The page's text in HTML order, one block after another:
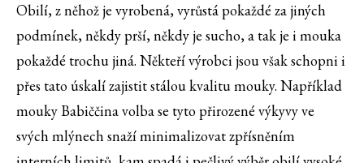
Obilí, z něhož je vyrobená, vyrůstá pokaždé za jiných
podmínek, někdy prší, někdy je sucho, a tak je i mouka
pokaždé trochu jiná. Někteří výrobci jsou však schopni i
přes tato úskalí zajistit stálou kvalitu mouky. Například
mouky Babiččina volba se tyto přirozené výkyvy ve
svých mlýnech snaží minimalizovat zpřísněním